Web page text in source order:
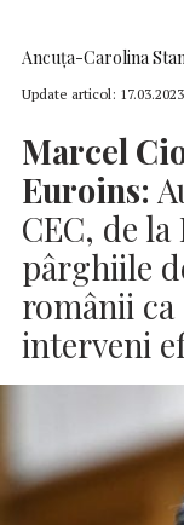
Ancuţa-Carolina
Update articol:
Marcel
Euroins:
CEC, de
pârghiile
românii
interveni